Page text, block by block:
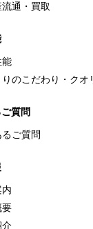
通・買取
能
のこだわり・クオ
質問
るご質問
要
介